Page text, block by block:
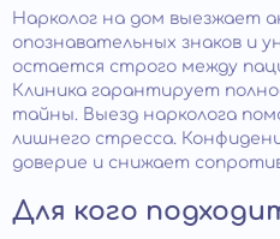
Нарколог на дом выезжает
опознавательных знаков и
остается строго между
Клиника гарантирует
тайны. Выезд нарколога
лишнего стресса.
доверие и снижает
Для кого